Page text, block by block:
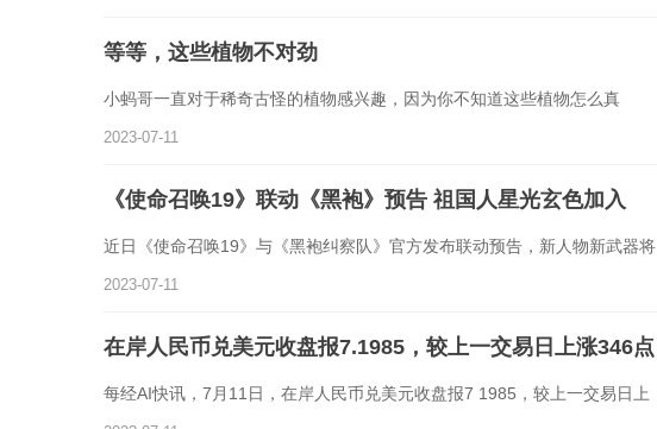
等等，这些植物不对劲
小蚂哥一直对于稀奇古怪的植物感兴趣，因为你不知道这些植物怎么真
2023-07-11
《使命召唤19》联动《黑袍》预告 祖国人星光玄色加入
近日《使命召唤19》与《黑袍纠察队》官方发布联动预告，新人物新武器将
2023-07-11
在岸人民币兑美元收盘报7.1985，较上一交易日上涨346点
每经AI快讯，7月11日，在岸人民币兑美元收盘报7 1985，较上一交易日上